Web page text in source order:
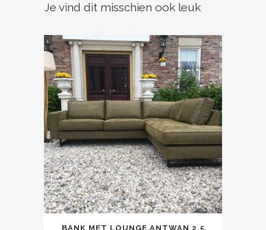
Je vind dit misschien ook leuk
BANK MET LOUNGE ANTWAN 2.5